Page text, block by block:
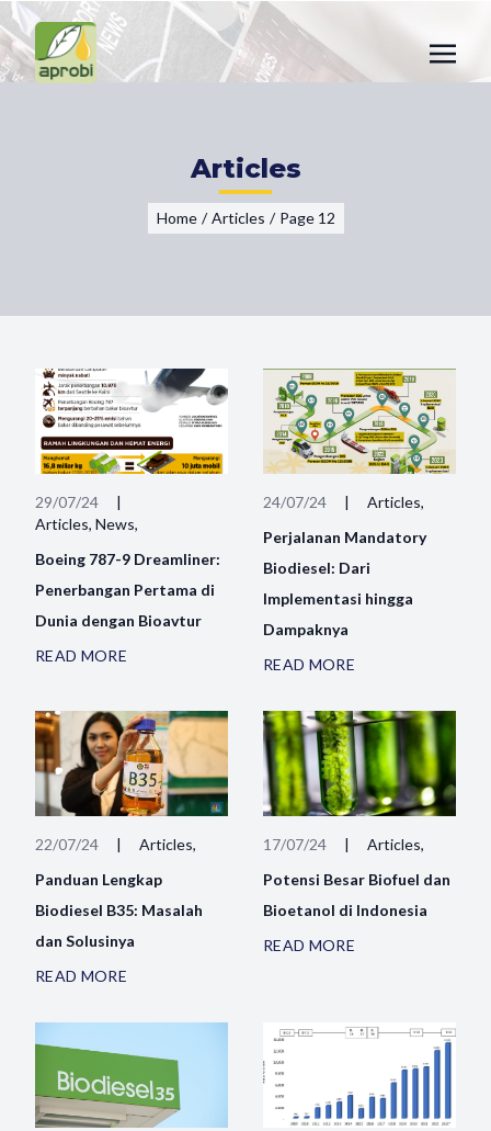
Articles
Home / Articles / Page 12
29/07/24
|
Articles, News,
Boeing 787-9 Dreamliner:
Penerbangan Pertama di
Dunia dengan Bioavtur
READ MORE
24/07/24 |
Articles,
Perjalanan Mandatory
Biodiesel: Dari
Implementasi hingga
Dampaknya
READ MORE
22/07/24 |
Articles,
Panduan Lengkap
Biodiesel B35: Masalah
dan Solusinya
READ MORE
17/07/24 |
Articles,
Potensi Besar Biofuel dan
Bioetanol di Indonesia
READ MORE